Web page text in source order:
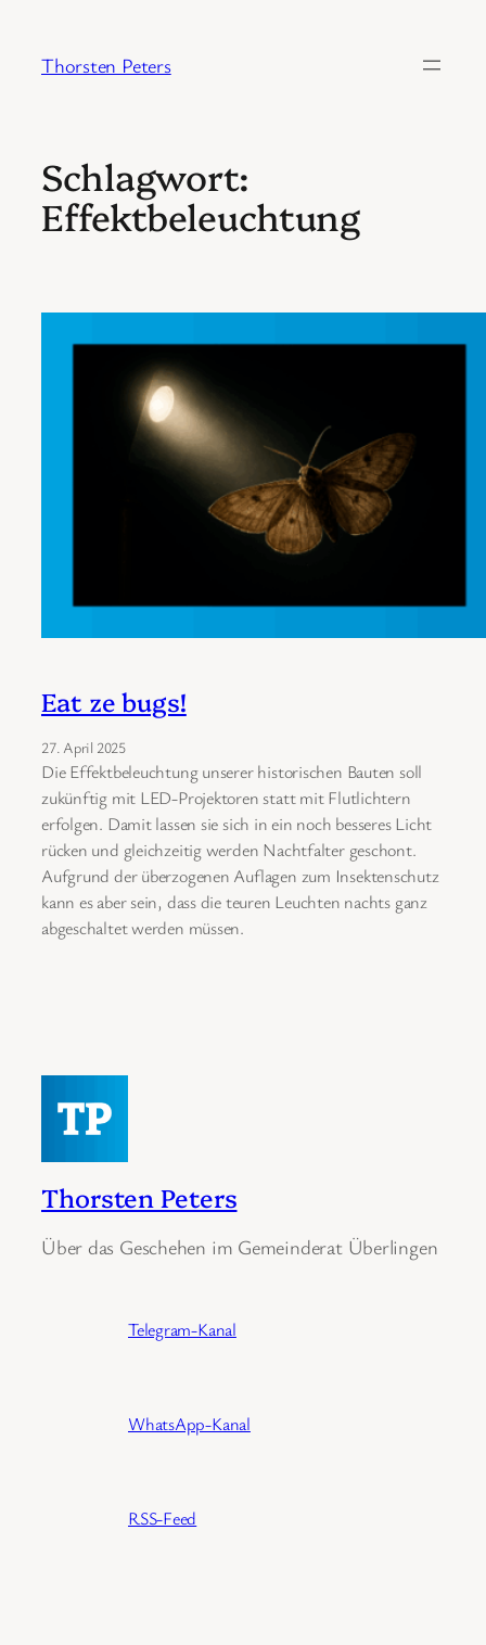
springen
Thorsten Peters
Schlagwort:
Effektbeleuchtung
Eat ze bugs!
27. April 2025
Die Effektbeleuchtung unserer historischen Bauten soll
zukünftig mit LED-Projektoren statt mit Flutlichtern
erfolgen. Damit lassen sie sich in ein noch besseres Licht
rücken und gleichzeitig werden Nachtfalter geschont.
Aufgrund der überzogenen Auflagen zum Insektenschutz
kann es aber sein, dass die teuren Leuchten nachts ganz
abgeschaltet werden müssen.
Thorsten Peters
Über das Geschehen im Gemeinderat Überlingen
Telegram-Kanal
WhatsApp-Kanal
RSS-Feed